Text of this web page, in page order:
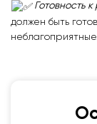
Готовность к
должен быть
неблагоприятные.